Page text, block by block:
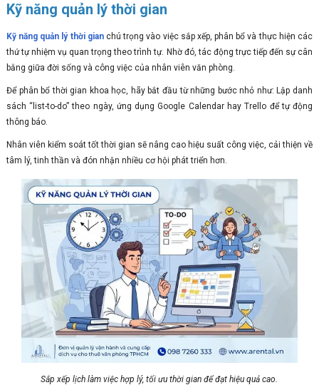
Kỹ năng quản lý thời gian
Kỹ năng quản lý thời gianchú trọng vào việc sắp xếp, phân bổ và thực hiện các
thứ tự nhiệm vụ quan trọng theo trình tự. Nhờ đó, tác động trực tiếp đến sự cân
bằng giữa đời sống và công việc của nhân viên văn phòng.
Để phân bổ thời gian khoa học, hãy bắt đầu từ những bước nhỏ như: Lập danh
sách “list-to-do” theo ngày, ứng dụng Google Calendar hay Trello để tự động
thông báo.
Nhân viên kiểm soát tốt thời gian sẽ nâng cao hiệu suất công việc, cải thiện về
tâm lý, tinh thần và đón nhận nhiều cơ hội phát triển hơn.
Sắp xếp lịch làm việc hợp lý, tối ưu thời gian để đạt hiệu quả cao.